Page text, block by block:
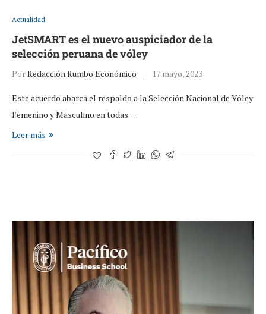
Actualidad
JetSMART es el nuevo auspiciador de la
selección peruana de vóley
PorRedacción Rumbo Económico 17 mayo, 2023
Este acuerdo abarca el respaldo a la Selección Nacional de Vóley
Femenino y Masculino en todas…
Leer más